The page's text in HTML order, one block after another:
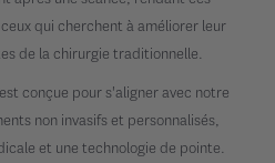
qui cherchent à améliorer leur
de la chirurgie traditionnelle.
conçue pour s'aligner avec notre
non invasifs et personnalisés,
et une technologie de pointe.